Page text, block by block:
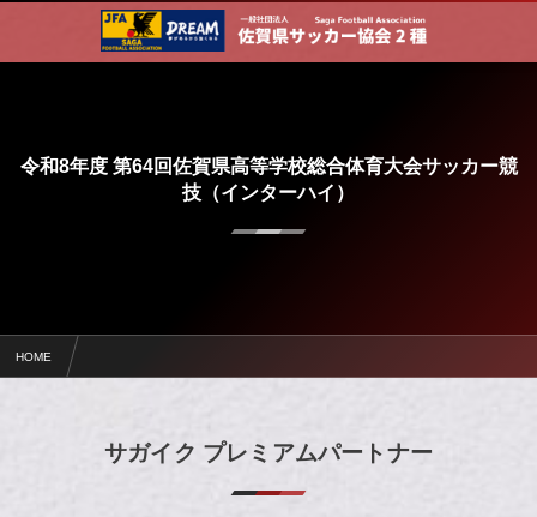
令和8年度 第64回佐賀県高等学校総合体育大会サッカー競
技（インターハイ）
HOME
サガイク プレミアムパートナー